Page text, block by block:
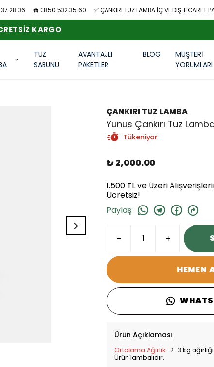
28 36 ☎️ 0850 532 35 60 ✅ ÇANKIRI TUZ LAMBA İÇ VE DIŞ TİCARET
KARGO
TUZ
SABUNU
AVANTAJLI
PAKETLER
BLOG
MÜŞTERİ
YORUMLARI
ÇANKIRI TUZ LAMBA
Yunus Çankırı Tuz
Tükeniyor
₺ 2,000.00
1.500 TL ve Üzeri
Ücretsiz!
Paylaş:
HEMEN
Ürün Açıklaması
Ortalama Ağırlık : 2-3 kg
Ürün lambalıdır.